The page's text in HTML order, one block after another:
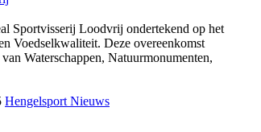
Sportvisserij Loodvrij ondertekend op het
Voedselkwaliteit. Deze overeenkomst
Waterschappen, Natuurmonumenten,
Hengelsport Nieuws